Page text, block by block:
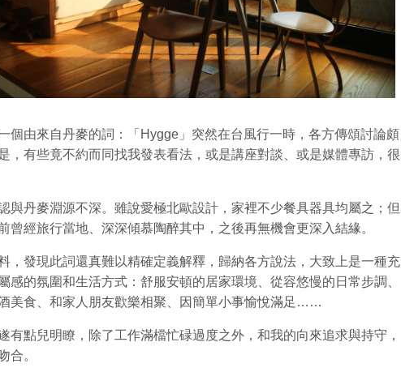
個由來自丹麥的詞：「Hygge」突然在台風行一時，各方傳頌討論頗
，有些竟不約而同找我發表看法，或是講座對談、或是媒體專訪，很
與丹麥淵源不深。雖說愛極北歐設計，家裡不少餐具器具均屬之；但
曾經旅行當地、深深傾慕陶醉其中，之後再無機會更深入結緣。
，發現此詞還真難以精確定義解釋，歸納各方說法，大致上是一種充
感的氛圍和生活方式：舒服安頓的居家環境、從容悠慢的日常步調、
美食、和家人朋友歡樂相聚、因簡單小事愉悅滿足……
有點兒明瞭，除了工作滿檔忙碌過度之外，和我的向來追求與持守，
合。